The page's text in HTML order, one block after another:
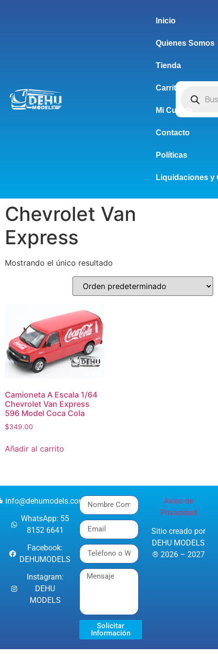
Inicio
Quienes Somos
Tienda
Carrito
Mi Cuenta
Contacto
Políticas
Liquidaciones y
Chevrolet Van
Express
Mostrando el único resultado
Camioneta A Escala 1/64
Chevrolet Van Express
596 Model Coca Cola
$349.00
Añadir al carrito
info@dehumodels.com
WhatsApp: 55
8152 6641
Facebook:
DEHUMODELS
Instagram:
DEHU
MODELS
Solicitar
Información
Aviso de
Privacidad
Sitio creado por
DEHU MODELS
® 2026 – 2027